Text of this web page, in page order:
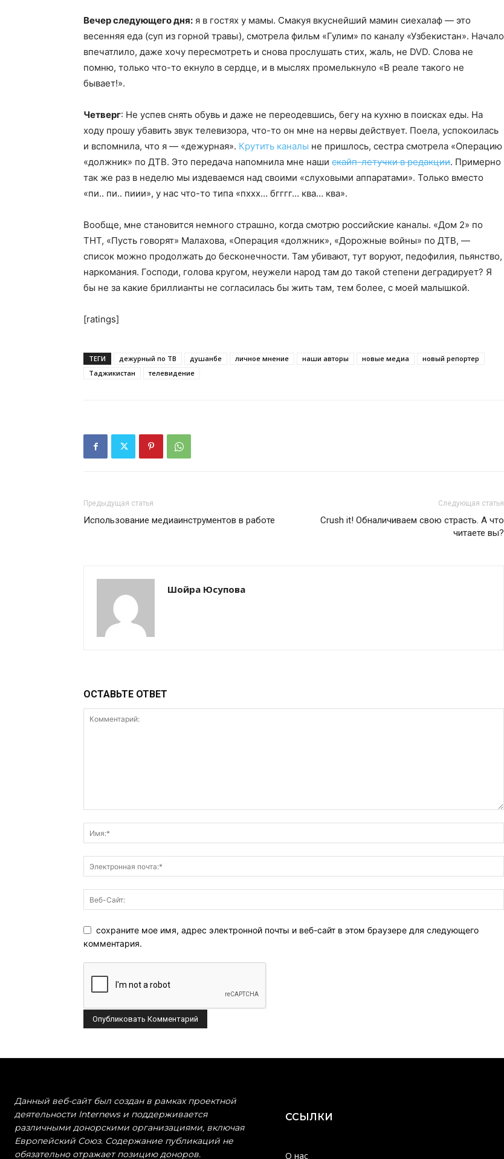
Вечер следующего дня: я в гостях у мамы. Смакуя вкуснейший мамин сиехалаф — это
весенняя еда (суп из горной травы), смотрела фильм «Гулим» по каналу «Узбекистан». Начало
впечатлило, даже хочу пересмотреть и снова прослушать стих, жаль, не DVD. Слова не
помню, только что-то екнуло в сердце, и в мыслях промелькнуло «В реале такого не
бывает!».
Четверг: Не успев снять обувь и даже не переодевшись, бегу на кухню в поисках еды. На
ходу прошу убавить звук телевизора, что-то он мне на нервы действует. Поела, успокоилась
и вспомнила, что я — «дежурная». Крутить каналы не пришлось, сестра смотрела «Операцию
«должник» по ДТВ. Это передача напомнила мне наши скайп-летучки в редакции. Примерно
так же раз в неделю мы издеваемся над своими «слуховыми аппаратами». Только вместо
«пи.. пи.. пиии», у нас что-то типа «пххх… бгггг… ква… ква».
Вообще, мне становится немного страшно, когда смотрю российские каналы. «Дом 2» по
ТНТ, «Пусть говорят» Малахова, «Операция «должник», «Дорожные войны» по ДТВ, —
список можно продолжать до бесконечности. Там убивают, тут воруют, педофилия, пьянство,
наркомания. Господи, голова кругом, неужели народ там до такой степени деградирует? Я
бы не за какие бриллианты не согласилась бы жить там, тем более, с моей малышкой.
[ratings]
ТЕГИ дежурный по ТВ душанбе личное мнение наши авторы новые медиа
новый репортер
Таджикистан
телевидение
Предыдущая статья
Использование медиаинструментов в работе
Следующая статья
Crush it! Обналичиваем свою страсть. А что
читаете вы?
Шойра Юсупова
ОСТАВЬТЕ ОТВЕТ
сохраните мое имя, адрес электронной почты и веб-сайт в этом браузере для следующего
комментария.
Данный веб-сайт был создан в рамках проектной
деятельности Internews и поддерживается
различными донорскими организациями, включая
Европейский Союз. Содержание публикаций не
обязательно отражает позицию доноров.
ССЫЛКИ
О нас